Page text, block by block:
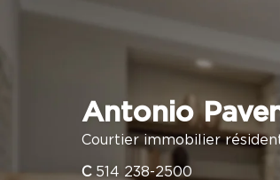
Antonio
Courtier immobilier
C 514 238-2500